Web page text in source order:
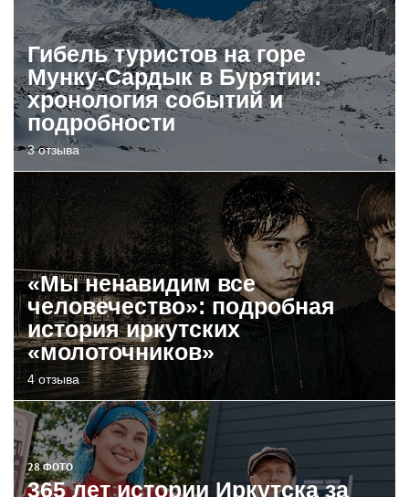
Гибель туристов на горе
Мунку-Сардык в Бурятии:
хронология событий и
подробности
3 отзыва
«Мы ненавидим все
человечество»: подробная
история иркутских
«молоточников»
4 отзыва
28 ФОТО
365 лет истории Иркутска за